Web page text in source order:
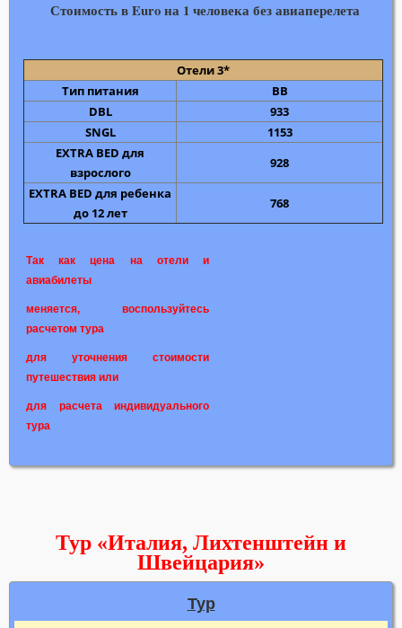
Стоимость в Euro на 1 человека без авиаперелета
Отели 3*
Тип питания
ВВ
DBL
933
SNGL
1153
EXTRA BED для
взрослого
928
EXTRA BED для ребенка
до 12 лет
768
Так как цена на отели и
авиабилеты
меняется, воспользуйтесь
расчетом тура
для уточнения стоимости
путешествия или
для расчета индивидуального
тура
Тур «Италия, Лихтенштейн и
Швейцария»
Тур